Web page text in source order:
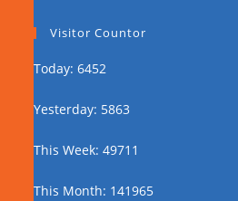
Visitor Countor
Today: 6452
Yesterday: 5863
This Week: 49711
This Month: 141965